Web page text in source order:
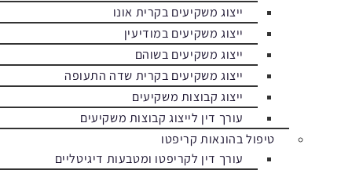
ייצוג משקיעים בקרית אונו
ייצוג משקיעים במודיעין
ייצוג משקיעים בשוהם
ייצוג משקיעים בקרית שדה התעופה
ייצוג קבוצות משקיעים
עורך דין לייצוג קבוצות משקיעים
טיפול בהונאות קריפטו
עורך דין לקריפטו ומטבעות דיגיטליים